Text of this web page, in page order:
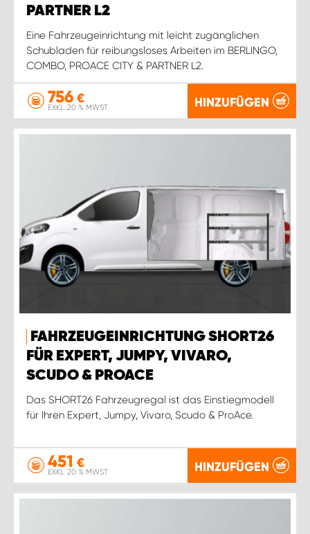
PARTNER L2
Eine Fahrzeugeinrichtung mit leicht zugänglichen
Schubladen für reibungsloses Arbeiten im BERLINGO,
COMBO, PROACE CITY & PARTNER L2.
756 €
EXKL. 20 % MWST. HINZUFÜGEN
FAHRZEUGEINRICHTUNG SHORT26
FÜR EXPERT, JUMPY, VIVARO,
SCUDO & PROACE
Das SHORT26 Fahrzeugregal ist das Einstiegmodell
für Ihren Expert, Jumpy, Vivaro, Scudo & ProAce.
451 €
EXKL. 20 % MWST. HINZUFÜGEN